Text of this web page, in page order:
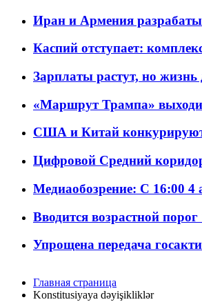
Иран и Армения
Каспий отступает:
Зарплаты растут, но жизнь
«Маршрут Трампа»
США и Китай
Цифровой Средний
Медиаобозрение: С 16:00 4
Вводится возрастной
Упрощена передача
Главная страница
Konstitusiyaya dəyişikliklər